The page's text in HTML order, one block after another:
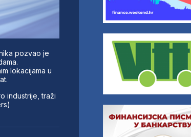
pozvao je
lokacijama u
industrije, traži